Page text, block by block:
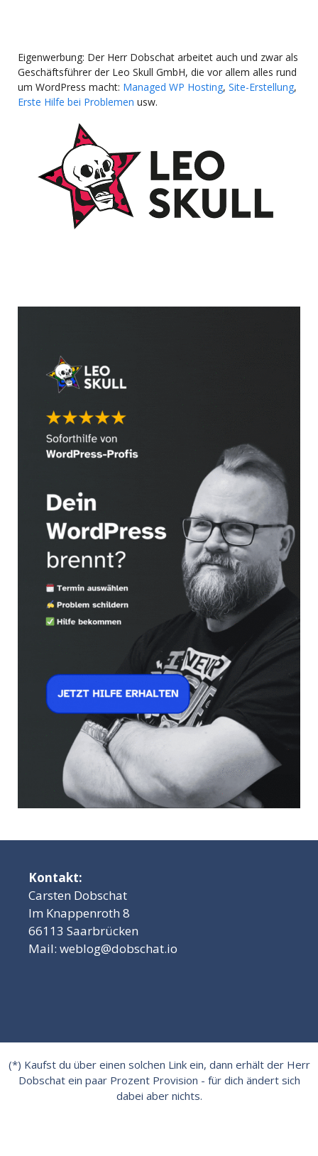
Eigenwerbung: Der Herr Dobschat arbeitet auch und zwar als
Geschäftsführer der Leo Skull GmbH, die vor allem alles rund
um WordPress macht: Managed WP Hosting, Site-Erstellung,
Erste Hilfe bei Problemen usw.
Kontakt:
Carsten Dobschat
Im Knappenroth 8
66113 Saarbrücken
Mail: weblog@dobschat.io
(*) Kaufst du über einen solchen Link ein, dann erhält der Herr
Dobschat ein paar Prozent Provision - für dich ändert sich
dabei aber nichts.